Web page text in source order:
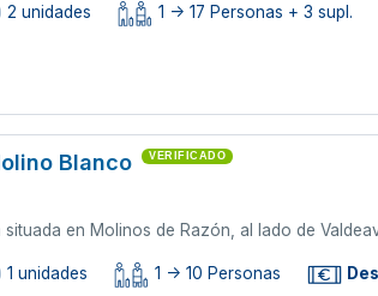
2 unidades 1 -> 17 Personas + 3 supl.
Blanco VERIFICADO
en Molinos de Razón, al lado de
1 unidades 1 -> 10 Personas